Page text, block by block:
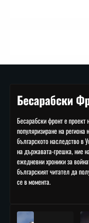
Бесарабски
Бесарабски фронт е проект
популяризиране на
българското наследство в
на държавата-грешка, ние
ежедневни хроники за
българският читател да
се в момента.